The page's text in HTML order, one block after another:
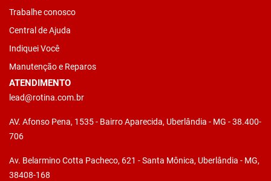
Trabalhe conosco
Central de Ajuda
Indiquei Você
Manutenção e Reparos
ATENDIMENTO
lead@rotina.com.br
AV. Afonso Pena, 1535 - Bairro Aparecida, Uberlândia - MG - 38.400-
706
Av. Belarmino Cotta Pacheco, 621 - Santa Mônica, Uberlândia - MG,
38408-168